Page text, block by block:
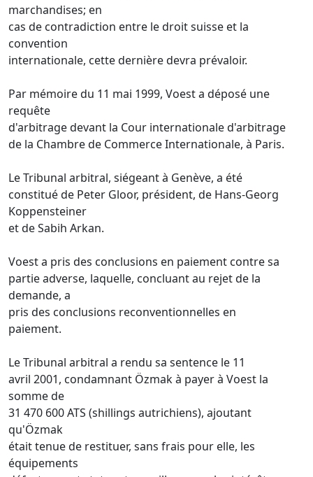
marchandises; en
cas de contradiction entre le droit suisse et la
convention
internationale, cette dernière devra prévaloir.
Par mémoire du 11 mai 1999, Voest a déposé une
requête
d'arbitrage devant la Cour internationale d'arbitrage
de la Chambre de Commerce Internationale, à Paris.
Le Tribunal arbitral, siégeant à Genève, a été
constitué de Peter Gloor, président, de Hans-Georg
Koppensteiner
et de Sabih Arkan.
Voest a pris des conclusions en paiement contre sa
partie adverse, laquelle, concluant au rejet de la
demande, a
pris des conclusions reconventionnelles en
paiement.
Le Tribunal arbitral a rendu sa sentence le 11
avril 2001, condamnant Özmak à payer à Voest la
somme de
31 470 600 ATS (shillings autrichiens), ajoutant
qu'Özmak
était tenue de restituer, sans frais pour elle, les
équipements